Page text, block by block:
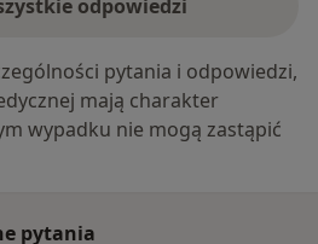
odpowiedzi
pytania i odpowiedzi,
mają charakter
wypadku nie mogą zastąpić
pytania